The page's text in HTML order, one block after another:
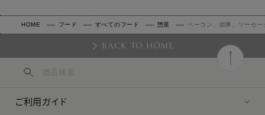
HOME フード すべてのフード 惣菜 ベーコン、焼豚、ソーセ
BACK TO HOME
ご利用ガイド